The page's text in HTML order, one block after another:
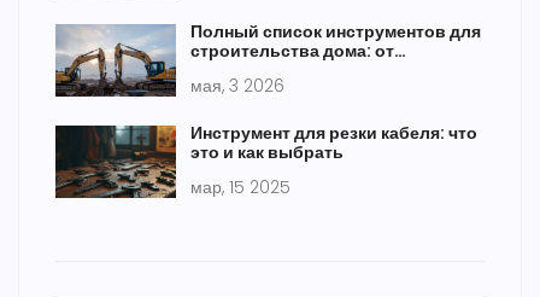
Полный список инструментов для
строительства дома: от
мая, 3 2026
Инструмент для резки кабеля: что
это и как выбрать
мар, 15 2025